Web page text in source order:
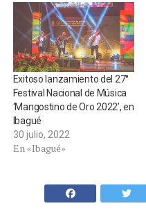
Exitoso lanzamiento del 27°
Festival Nacional de Música
‘Mangostino de Oro 2022’, en
Ibagué
30 julio, 2022
En «Ibagué»